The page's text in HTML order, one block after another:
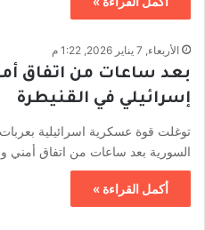
الأربعاء, 7 يناير 2026, 1:22 م
بعد ساعات من اتفاق
إسرائيلي في القنيطرة
توغلت قوة عسكرية اسرائيلية
السورية بعد ساعات من اتفاق أمني
أكمل القراءة »